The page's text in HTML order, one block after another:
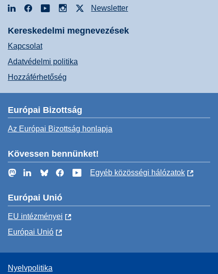
LinkedInFacebookYouTubeInstagramNewsletter
Kereskedelmi megnevezések
Kapcsolat
Adatvédelmi politika
Hozzáférhetőség
Európai Bizottság
Az Európai Bizottság honlapja
Kövessen bennünket!
MastodonLinkedInBlueskyFacebookYouTube
Egyéb közösségi hálózatok
Európai Unió
EU intézményei
Európai Unió
Nyelvpolitika